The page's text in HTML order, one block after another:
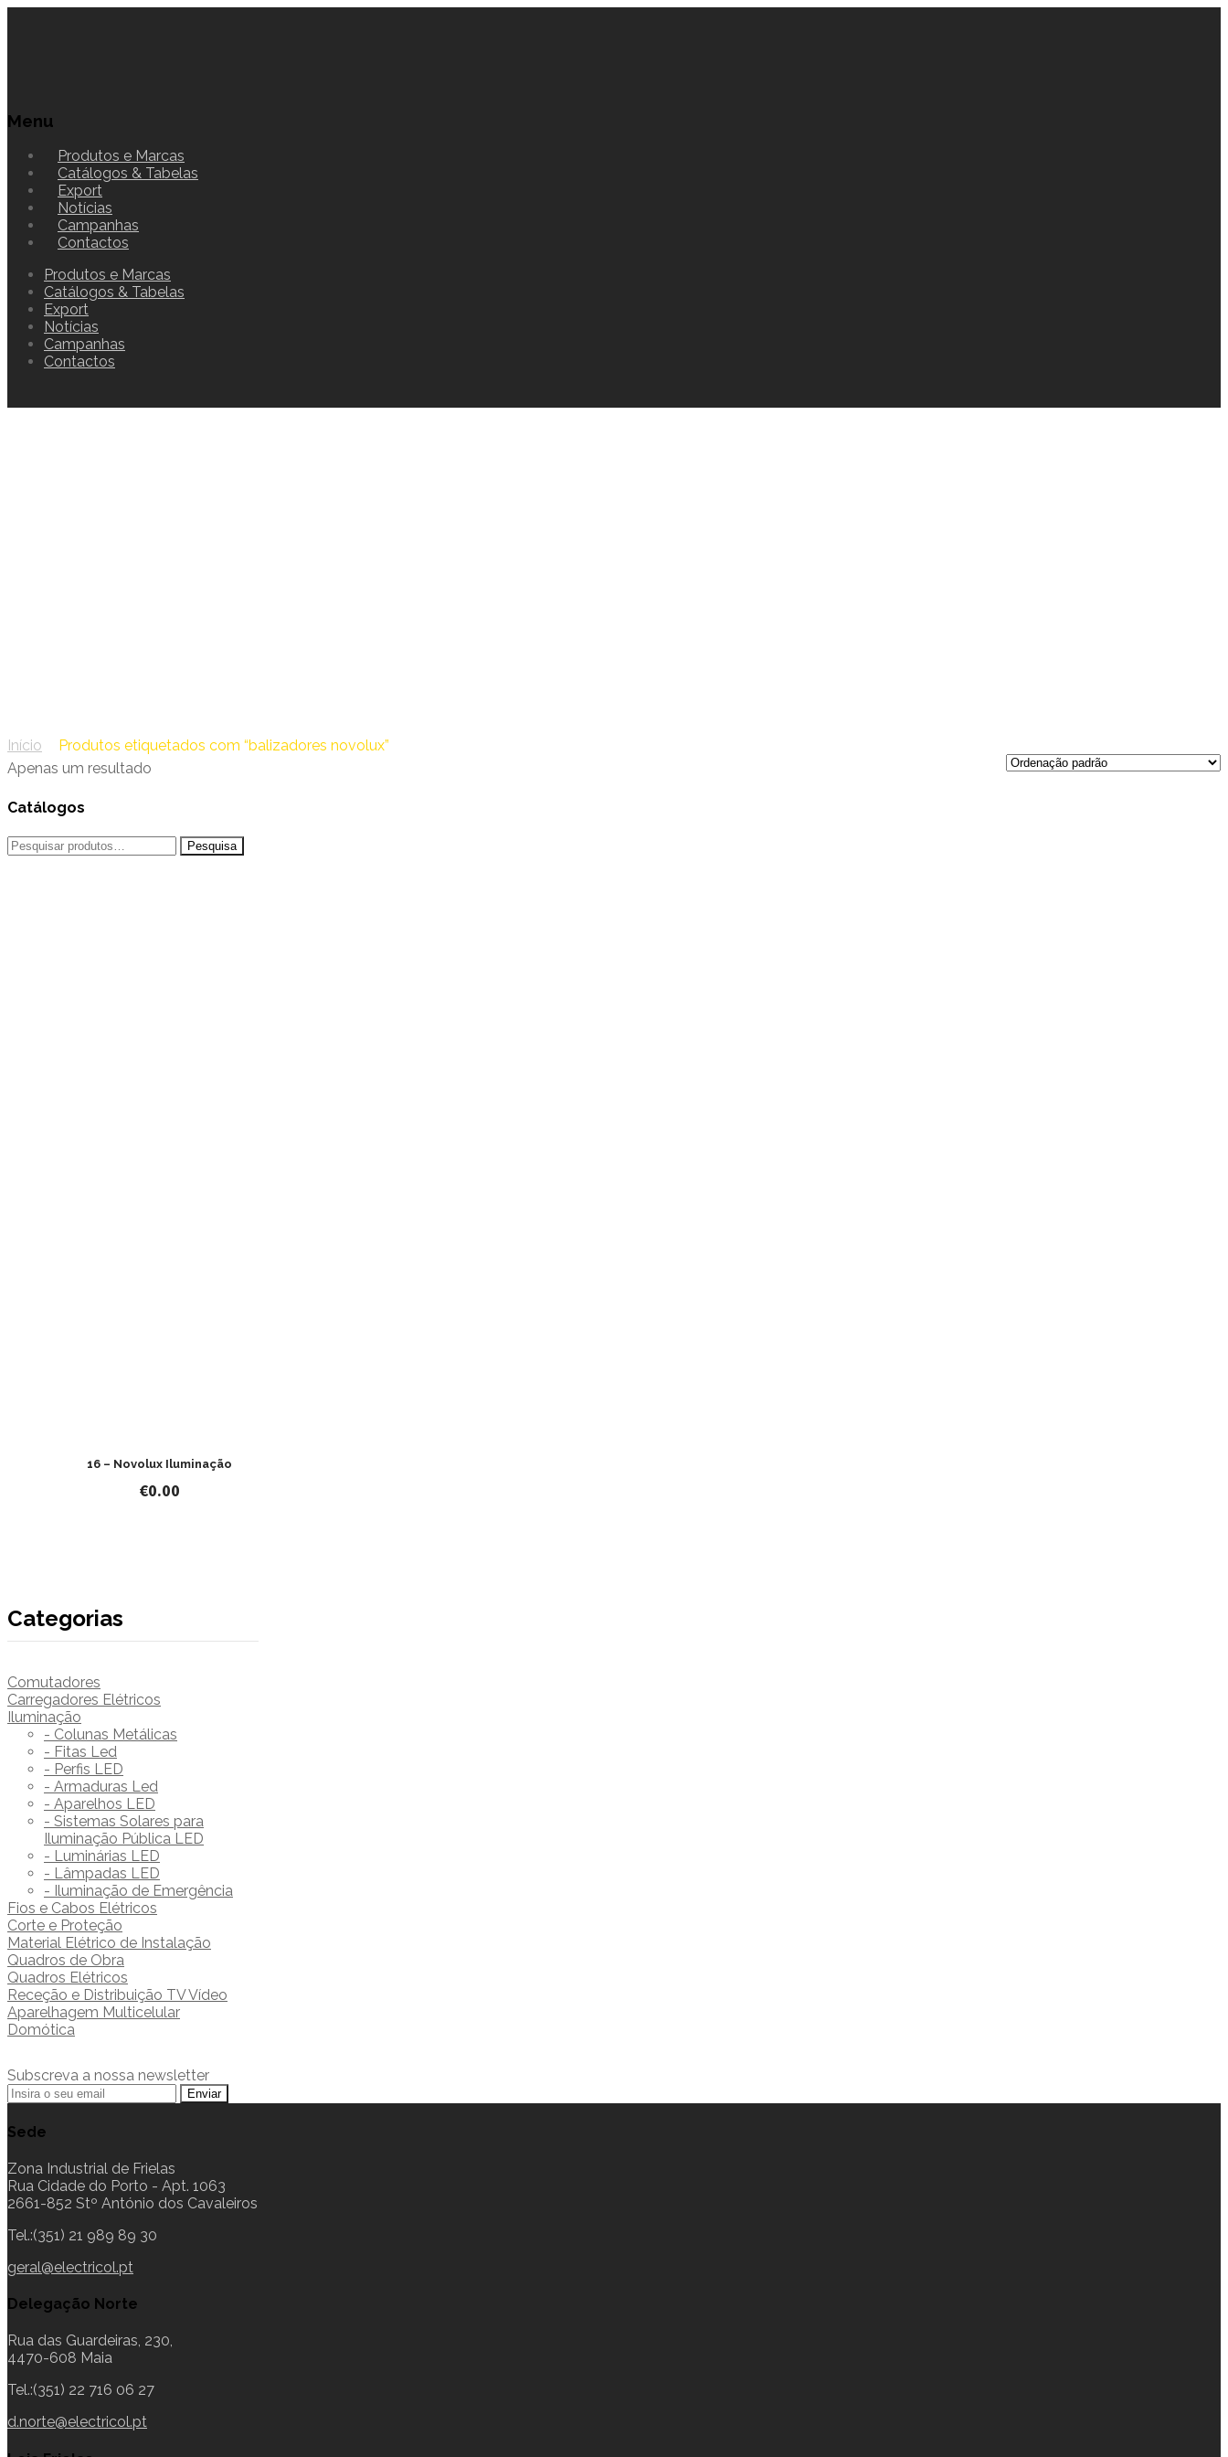
Menu
Produtos e Marcas
Catálogos & Tabelas
Export
Notícias
Campanhas
Contactos
Produtos e Marcas
Catálogos & Tabelas
Export
Notícias
Campanhas
Contactos
Início
Produtos etiquetados com “balizadores novolux”
Apenas um resultado
Catálogos
Pesquisar
por:
16 – Novolux Iluminação
€0.00
Categorias
Comutadores
Carregadores Elétricos
Iluminação
- Colunas Metálicas
- Fitas Led
- Perfis LED
- Armaduras Led
- Aparelhos LED
- Sistemas Solares para
Iluminação Pública LED
- Luminárias LED
- Lâmpadas LED
- Iluminação de Emergência
Fios e Cabos Elétricos
Corte e Proteção
Material Elétrico de Instalação
Quadros de Obra
Quadros Elétricos
Receção e Distribuição TV Vídeo
Aparelhagem Multicelular
Domótica
Subscreva a nossa newsletter
Sede
Zona Industrial de Frielas
Rua Cidade do Porto - Apt. 1063
2661-852 Stº António dos Cavaleiros
Tel.:(351) 21 989 89 30
geral@electricol.pt
Delegação Norte
Rua das Guardeiras, 230,
4470-608 Maia
Tel.:(351) 22 716 06 27
d.norte@electricol.pt